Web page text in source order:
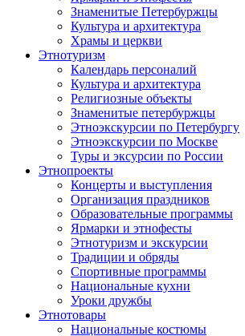
Знаменитые Петербуржцы
Культура и архитектура
Храмы и церкви
Этнотуризм
Календарь персоналий
Культура и архитектура
Религиозные объекты
Знаменитые петербуржцы
Этноэкскурсии по Петербургу
Этноэкскурсии по Москве
Туры и эксурсии по России
Этнопроекты
Концерты и выступления
Организация праздников
Образовательные программы
Ярмарки и этнофесты
Этнотуризм и экскурсии
Традиции и обряды
Спортивные программы
Национальные кухни
Уроки дружбы
Этнотовары
Национальные костюмы